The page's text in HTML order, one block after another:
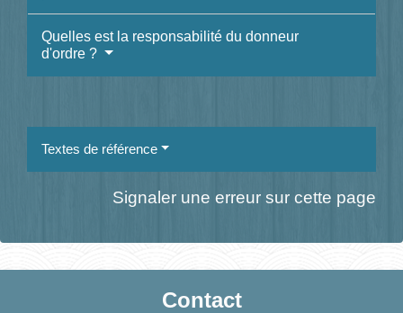
Quelles est la responsabilité du donneur
d'ordre ?
Textes de référence
Signaler une erreur sur cette page
Contact